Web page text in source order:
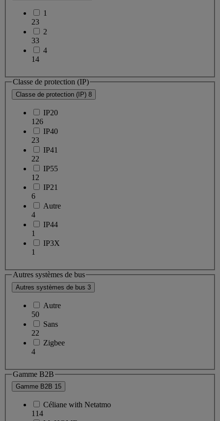
1
23
2
33
4
14
Classe de protection (IP)
Classe de protection (IP) 8
IP20
126
IP40
23
IP41
22
IP55
12
IP21
6
Autre
4
IP44
1
IP3X
1
Autres systèmes de bus
Autres systèmes de bus 3
Autre
50
Sans
22
Zigbee
4
Gamme B2B
Gamme B2B 15
Céliane with Netatmo
114